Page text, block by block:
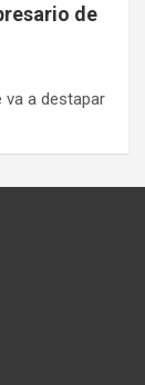
de
va a destapar